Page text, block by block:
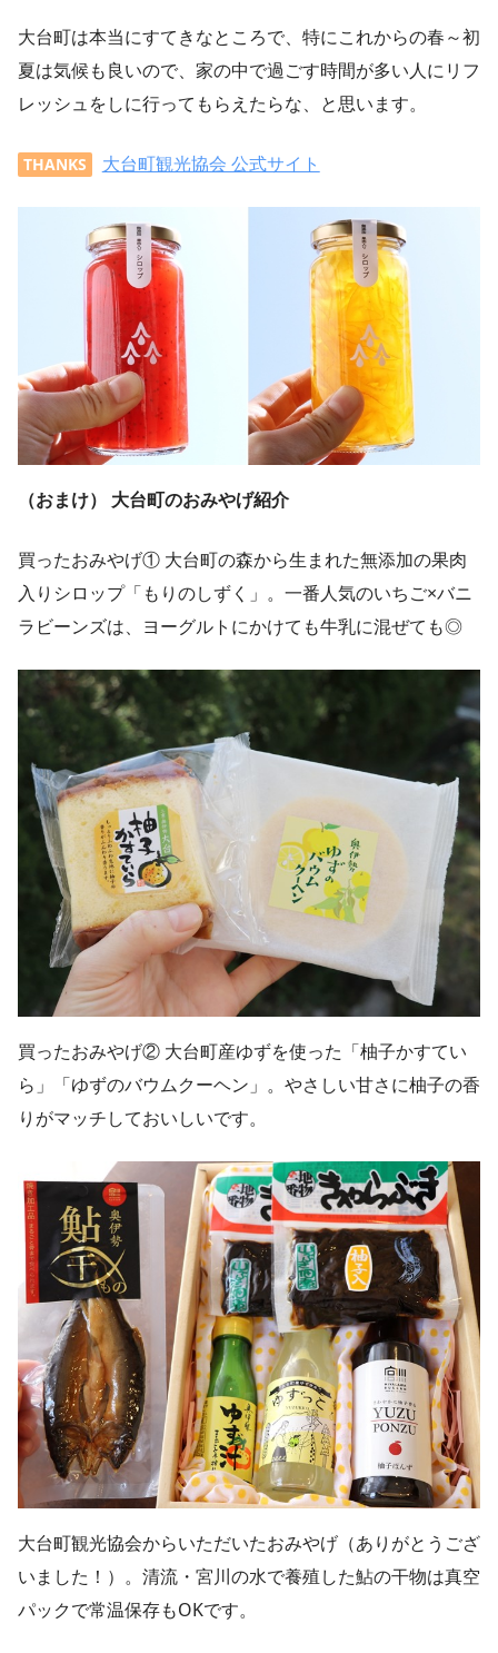
大台町は本当にすてきなところで、特にこれからの春～初
夏は気候も良いので、家の中で過ごす時間が多い人にリフ
レッシュをしに行ってもらえたらな、と思います。
THANKS 大台町観光協会 公式サイト
（おまけ） 大台町のおみやげ紹介
買ったおみやげ① 大台町の森から生まれた無添加の果肉
入りシロップ「もりのしずく」。一番人気のいちご×バニ
ラビーンズは、ヨーグルトにかけても牛乳に混ぜても◎
買ったおみやげ② 大台町産ゆずを使った「柚子かすてい
ら」「ゆずのバウムクーヘン」。やさしい甘さに柚子の香
りがマッチしておいしいです。
大台町観光協会からいただいたおみやげ（ありがとうござ
いました！）。清流・宮川の水で養殖した鮎の干物は真空
パックで常温保存もOKです。